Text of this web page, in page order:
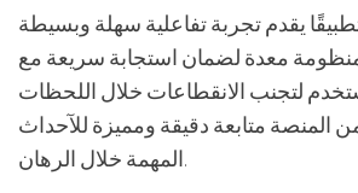
يقدم تجربة تفاعلية سهلة وبسيطة
معدة لضمان استجابة سريعة مع
لتجنب الانقطاعات خلال اللحظات
المنصة متابعة دقيقة ومميزة للآحداث
المهمة خلال الرهان.